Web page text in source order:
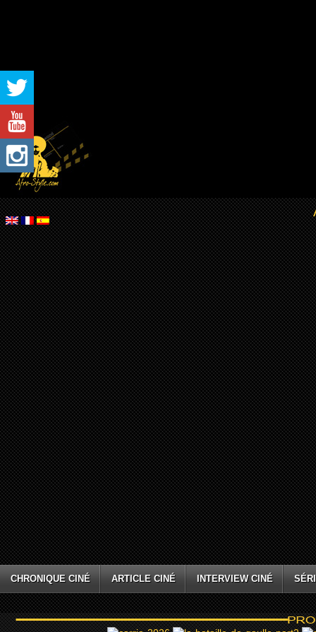
CHRONIQUE CINÉ ARTICLE CINÉ INTERVIEW CINÉ